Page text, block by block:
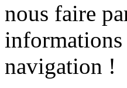
nous faire
navigation !